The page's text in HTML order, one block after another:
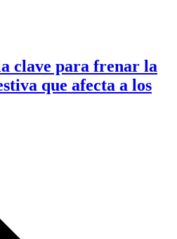
clave para frenar la
que afecta a los